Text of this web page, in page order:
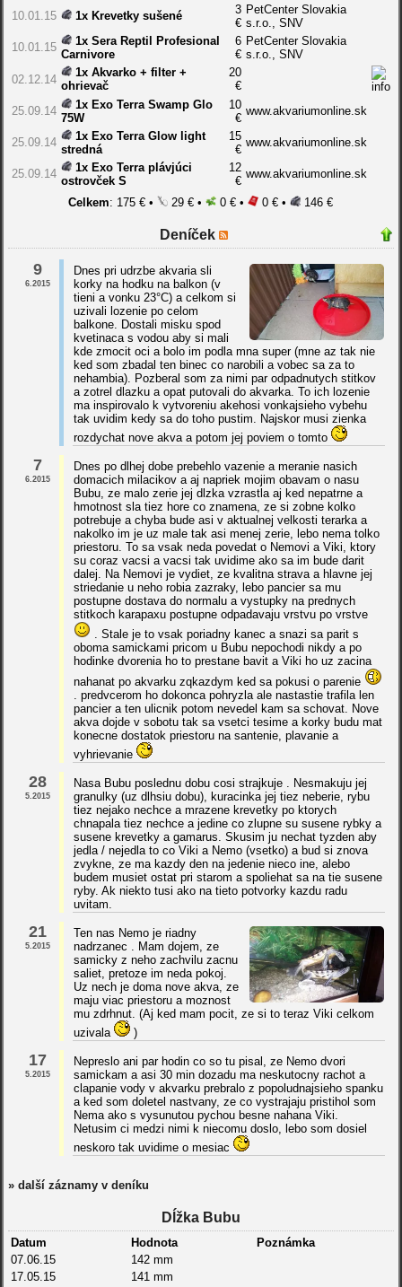
10.01.15 1x Krevetky sušené
3
€
PetCenter Slovakia
s.r.o., SNV
10.01.15
1x Sera Reptil Profesional
Carnivore
6
€
PetCenter Slovakia
s.r.o., SNV
02.12.14
1x Akvarko + filter +
ohrievač
20
€
25.09.14
1x Exo Terra Swamp Glo
75W
10
€
www.akvariumonline.sk
25.09.14
1x Exo Terra Glow light
stredná
15
€
www.akvariumonline.sk
25.09.14
1x Exo Terra plávjúci
ostrovček S
12
€
www.akvariumonline.sk
Celkem: 175 € • 29 € • 0 € • 0 € • 146 €
Deníček
9
6.2015
Dnes pri udrzbe akvaria sli
korky na hodku na balkon (v
tieni a vonku 23°C) a celkom si
uzivali lozenie po celom
balkone. Dostali misku spod
kvetinaca s vodou aby si mali
kde zmocit oci a bolo im podla mna super (mne az tak nie
ked som zbadal ten binec co narobili a vobec sa za to
nehambia). Pozberal som za nimi par odpadnutych stitkov
a zotrel dlazku a opat putovali do akvarka. To ich lozenie
ma inspirovalo k vytvoreniu akehosi vonkajsieho vybehu
tak uvidim kedy sa do toho pustim. Najskor musi zienka
rozdychat nove akva a potom jej poviem o tomto
7
6.2015
Dnes po dlhej dobe prebehlo vazenie a meranie nasich
domacich milacikov a aj napriek mojim obavam o nasu
Bubu, ze malo zerie jej dlzka vzrastla aj ked nepatrne a
hmotnost sla tiez hore co znamena, ze si zobne kolko
potrebuje a chyba bude asi v aktualnej velkosti terarka a
nakolko im je uz male tak asi menej zerie, lebo nema tolko
priestoru. To sa vsak neda povedat o Nemovi a Viki, ktory
su coraz vacsi a vacsi tak uvidime ako sa im bude darit
dalej. Na Nemovi je vydiet, ze kvalitna strava a hlavne jej
striedanie u neho robia zazraky, lebo pancier sa mu
postupne dostava do normalu a vystupky na prednych
stitkoch karapaxu postupne odpadavaju vrstvu po vrstve
. Stale je to vsak poriadny kanec a snazi sa parit s
oboma samickami pricom u Bubu nepochodi nikdy a po
hodinke dvorenia ho to prestane bavit a Viki ho uz zacina
nahanat po akvarku zqkazdym ked sa pokusi o parenie
. predvcerom ho dokonca pohryzla ale nastastie trafila len
pancier a ten ulicnik potom nevedel kam sa schovat. Nove
akva dojde v sobotu tak sa vsetci tesime a korky budu mat
konecne dostatok priestoru na santenie, plavanie a
vyhrievanie
28
5.2015
Nasa Bubu poslednu dobu cosi strajkuje . Nesmakuju jej
granulky (uz dlhsiu dobu), kuracinka jej tiez neberie, rybu
tiez nejako nechce a mrazene krevetky po ktorych
chnapala tiez nechce a jedine co zlupne su susene rybky a
susene krevetky a gamarus. Skusim ju nechat tyzden aby
jedla / nejedla to co Viki a Nemo (vsetko) a bud si znova
zvykne, ze ma kazdy den na jedenie nieco ine, alebo
budem musiet ostat pri starom a spoliehat sa na tie susene
ryby. Ak niekto tusi ako na tieto potvorky kazdu radu
uvitam.
21
5.2015
Ten nas Nemo je riadny
nadrzanec . Mam dojem, ze
samicky z neho zachvilu zacnu
saliet, pretoze im neda pokoj.
Uz nech je doma nove akva, ze
maju viac priestoru a moznost
mu zdrhnut. (Aj ked mam pocit, ze si to teraz Viki celkom
uzivala
)
17
5.2015
Nepreslo ani par hodin co so tu pisal, ze Nemo dvori
samickam a asi 30 min dozadu ma neskutocny rachot a
clapanie vody v akvarku prebralo z popoludnajsieho spanku
a ked som doletel nastvany, ze co vystrajaju pristihol som
Nema ako s vysunutou pychou besne nahana Viki.
Netusim ci medzi nimi k niecomu doslo, lebo som dosiel
neskoro tak uvidime o mesiac
» další záznamy v deníku
Dĺžka Bubu
Datum Hodnota
Poznámka
07.06.15
142 mm
17.05.15
141 mm